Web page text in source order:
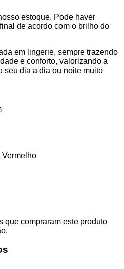
estoque. Pode haver
de acordo com o brilho do
em lingerie, sempre trazendo
e conforto, valorizando a
seu dia a dia ou noite muito
Vermelho
que compraram este produto